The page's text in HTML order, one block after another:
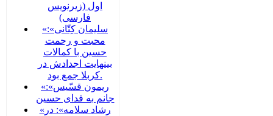
اول (زیرنویس
فارسی)
«سلیمان کِتّانی»:
محبت و رحمت
حسین با کمالات
بینهایت اجدادش در
کربلا جمع بود.
«ریمون قسّیس»:
جانم به فدای حسین
«رشاد سلامه»: در